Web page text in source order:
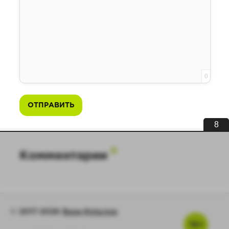
0
ОТПРАВИТЬ
Комментарии
Baza-Knig.top
8